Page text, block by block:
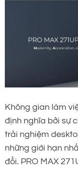
Không gian làm
định nghĩa bởi sự
trải nghiệm
những giới hạn
đổi. PRO MAX